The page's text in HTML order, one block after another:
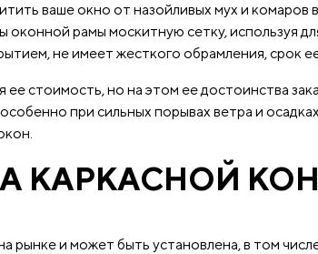
ваше окно от назойливых мух и
рамы москитную сетку, используя
не имеет жесткого обрамления, срок
стоимость, но на этом ее достоинства
при сильных порывах ветра и
КАРКАСНОЙ
рынке и может быть установлена, в том